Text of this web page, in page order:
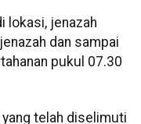
lokasi, jenazah
dan sampai
pukul 07.30
telah diselimuti